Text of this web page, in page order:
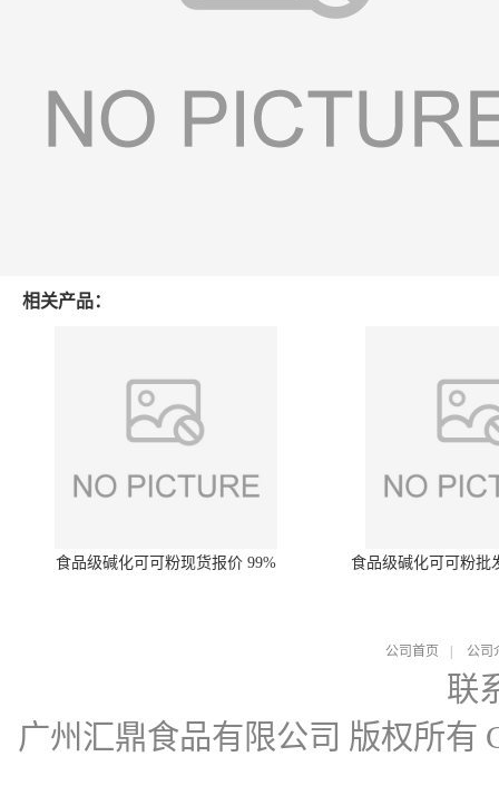
相关产品：
食品级碱化可可粉现货报价 99% 食品级碱化可可粉批
公司首页 公司
联
广州汇鼎食品有限公司 版权所有